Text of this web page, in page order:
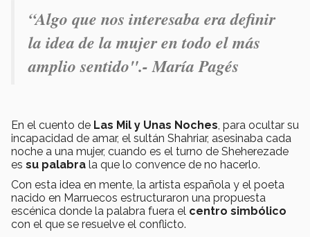
“Algo que nos interesaba era definir
la idea de la mujer en todo el más
amplio sentido".- María Pagés
En el cuento de Las Mil y Unas Noches, para ocultar su
incapacidad de amar, el sultán Shahriar, asesinaba cada
noche a una mujer, cuando es el turno de Sheherezade
es su palabra la que lo convence de no hacerlo.
Con esta idea en mente, la artista española y el poeta
nacido en Marruecos estructuraron una propuesta
escénica donde la palabra fuera el centro simbólico
con el que se resuelve el conflicto.